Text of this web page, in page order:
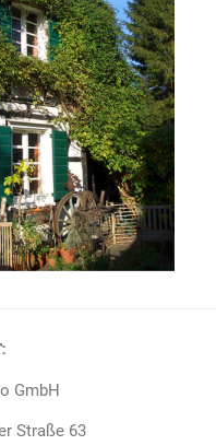
GmbH
Straße 63